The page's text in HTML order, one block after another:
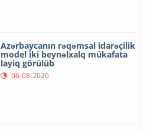
Azərbaycanın rəqəmsal idarəçilik
model iki beynəlxalq mükafata
layiq görülüb
06-08-2026